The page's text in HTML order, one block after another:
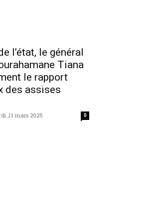
l’état, le général
Tiana
le rapport
des assises
,11 mars 2025 0